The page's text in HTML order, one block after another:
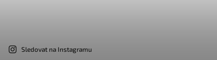
Sledovat na Instagramu